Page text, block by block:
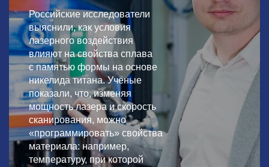
Российские исследователи
выяснили, как условия
лазерного воздействия
влияют на свойства сплава
с памятью формы на основе
никелида титана. Учёные
показали, что, изменяя
мощность лазера и скорость
сканирования, можно
«программировать» свойства
материала: например,
температуру, при которой